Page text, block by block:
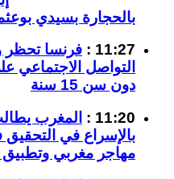
بالحجارة بسيدي
11:27 :
فرنسا تحظر
التواصل الاجتماعي
دون سن 15 سنة
11:20 :
المغرب
بالإسراع في
مهاجر مغربي وتطبيق